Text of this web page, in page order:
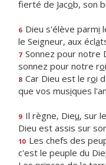
fierté de Jacob, son
6 Dieu s'élève parmi
le Seigneur, aux écla
7 Sonnez pour notre
sonnez pour notre ro
8 Car Dieu est le roi
que vos musiques
9 Il règne, Dieu, sur
Dieu est assis sur
10 Les chefs des
c'est le peuple du Die